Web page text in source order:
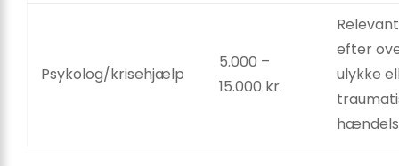
Psykolog/krisehjælp
5.000 –
15.000 kr.
efter
ulykke